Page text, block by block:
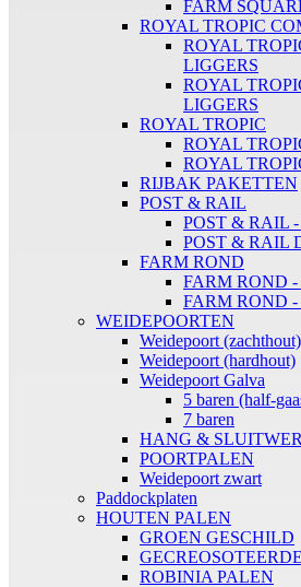
FARM
ROYAL TROPIC
ROYAL
LIGGERS
ROYAL
LIGGERS
ROYAL TROPIC
ROYAL
ROYAL
RIJBAK PAKETTEN
POST & RAIL
POST & RAIL
POST & RAIL
FARM ROND
FARM ROND -
FARM ROND -
WEIDEPOORTEN
Weidepoort (zachthout)
Weidepoort (hardhout)
Weidepoort Galva
5 baren (half-
7 baren
HANG &
POORTPALEN
Weidepoort zwart
Paddockplaten
HOUTEN PALEN
GROEN GESCHILD
ROBINIA PALEN